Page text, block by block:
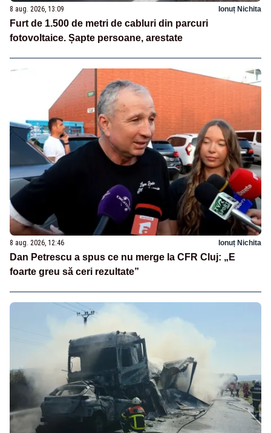
8 aug. 2026, 13:09 Ionuț Nichita
Furt de 1.500 de metri de cabluri din parcuri
fotovoltaice. Șapte persoane, arestate
8 aug. 2026, 12:46 Ionuț Nichita
Dan Petrescu a spus ce nu merge la CFR Cluj: „E
foarte greu să ceri rezultate”